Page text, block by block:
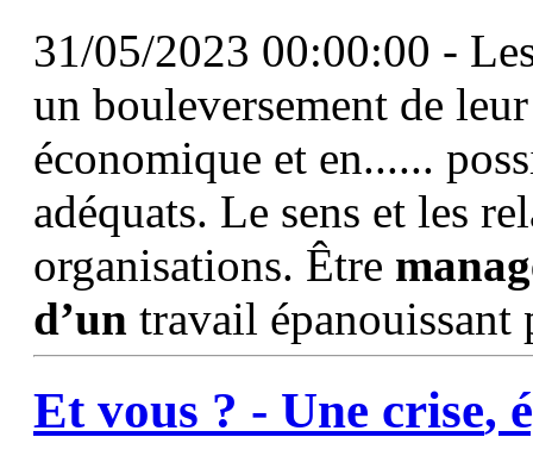
31/05/2023 00:00:00 -
un bouleversement de
économique et en......
adéquats. Le sens et les
organisations. Être
d’un travail épanouissant
Et vous ? - Une crise,